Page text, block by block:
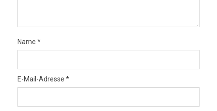
Name *
E-Mail-Adresse *